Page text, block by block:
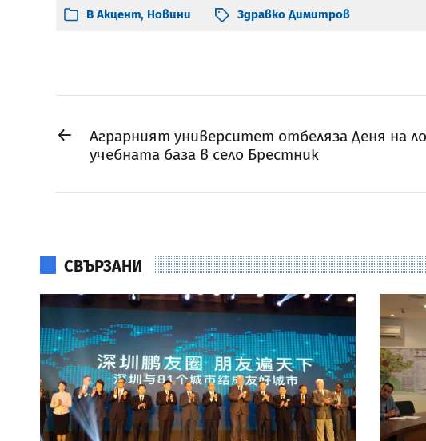
В Акцент, Новини Здравко Димитров
←
Аграрният университет отбеляза Деня на
учебната база в село Брестник
СВЪРЗАНИ